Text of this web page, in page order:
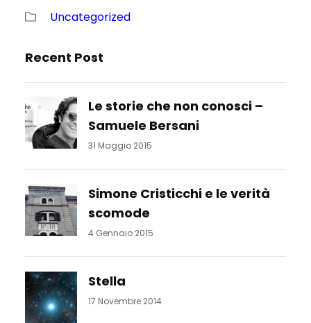
Uncategorized
Recent Post
Le storie che non conosci –
Samuele Bersani
31 Maggio 2015
Simone Cristicchi e le verità
scomode
4 Gennaio 2015
Stella
17 Novembre 2014